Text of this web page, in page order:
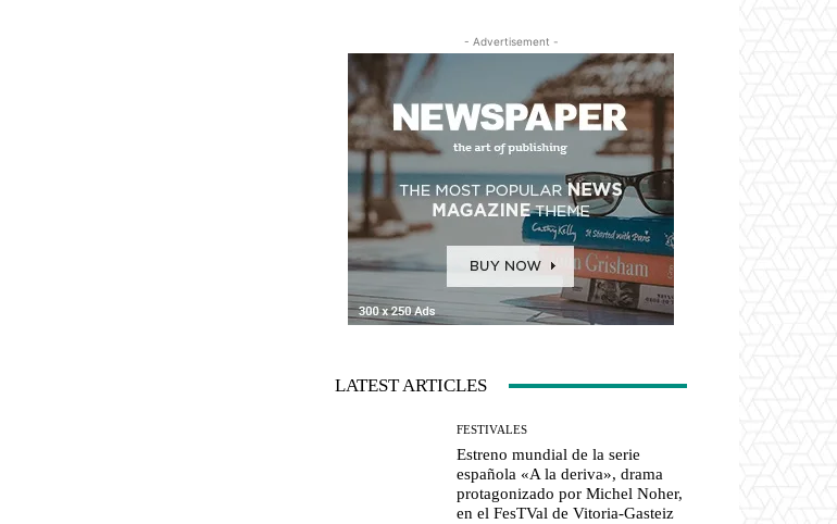
- Advertisement -
LATEST ARTICLES
FESTIVALES
Estreno mundial de la serie
española «A la deriva», drama
protagonizado por Michel Noher,
en el FesTVal de Vitoria-Gasteiz